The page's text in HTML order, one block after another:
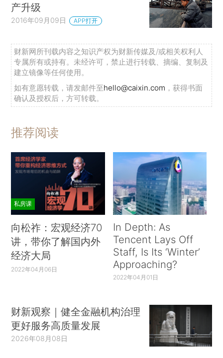
产升级
2016年09月09日 APP打开
财新网所刊载内容之知识产权为财新传媒及/或相关权利人
专属所有或持有。未经许可，禁止进行转载、摘编、复制及
建立镜像等任何使用。
如有意愿转载，请发邮件至hello@caixin.com ，获得书面
确认及授权后，方可转载。
推荐阅读
私房课
向松祚：宏观经济70
讲，带你了解国内外
经济大局
2022年04月06日
In Depth: As
Tencent Lays Off
Staff, Is Its ‘Winter’
Approaching?
2022年04月01日
财新观察｜健全金融机构治理
更好服务高质量发展
2026年08月08日